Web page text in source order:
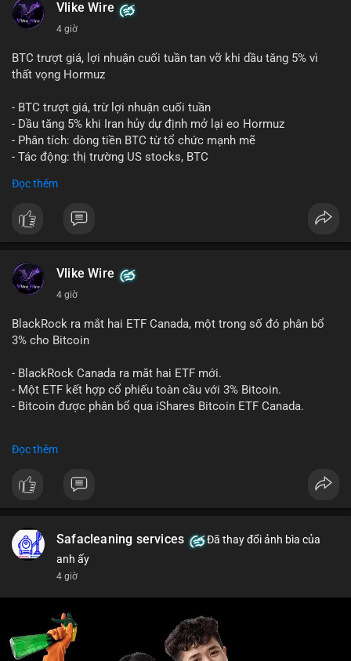
Vlike Wire
4 giờ
BTC trượt giá, lợi nhuận cuối tuần tan vỡ khi dầu tăng 5% vì
thất vọng Hormuz
- BTC trượt giá, trừ lợi nhuận cuối tuần
- Dầu tăng 5% khi Iran hủy dự định mở lại eo Hormuz
- Phân tích: dòng tiền BTC từ tổ chức mạnh mẽ
- Tác động: thị trường US stocks, BTC
#binancesquare
$btc
📰 Nguồn: Cointelegraph
Đọc thêm
Vlike Wire
4 giờ
BlackRock ra mắt hai ETF Canada, một trong số đó phân bổ
3% cho Bitcoin
- BlackRock Canada ra mắt hai ETF mới.
- Một ETF kết hợp cổ phiếu toàn cầu với 3% Bitcoin.
- Bitcoin được phân bổ qua iShares Bitcoin ETF Canada.
#vlikevn #titanbot
📰 Nguồn: Cointelegraph
Đọc thêm
Safacleaning services
Đã thay đổi ảnh bìa của
anh ấy
4 giờ